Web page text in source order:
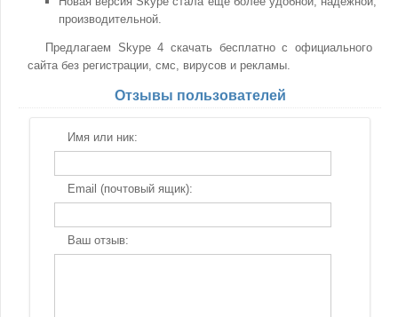
производительной.
Предлагаем Skype 4 скачать бесплатно с официального
сайта без регистрации, смс, вирусов и рекламы.
Отзывы пользователей
Имя или ник:
Email (почтовый ящик):
Ваш отзыв: